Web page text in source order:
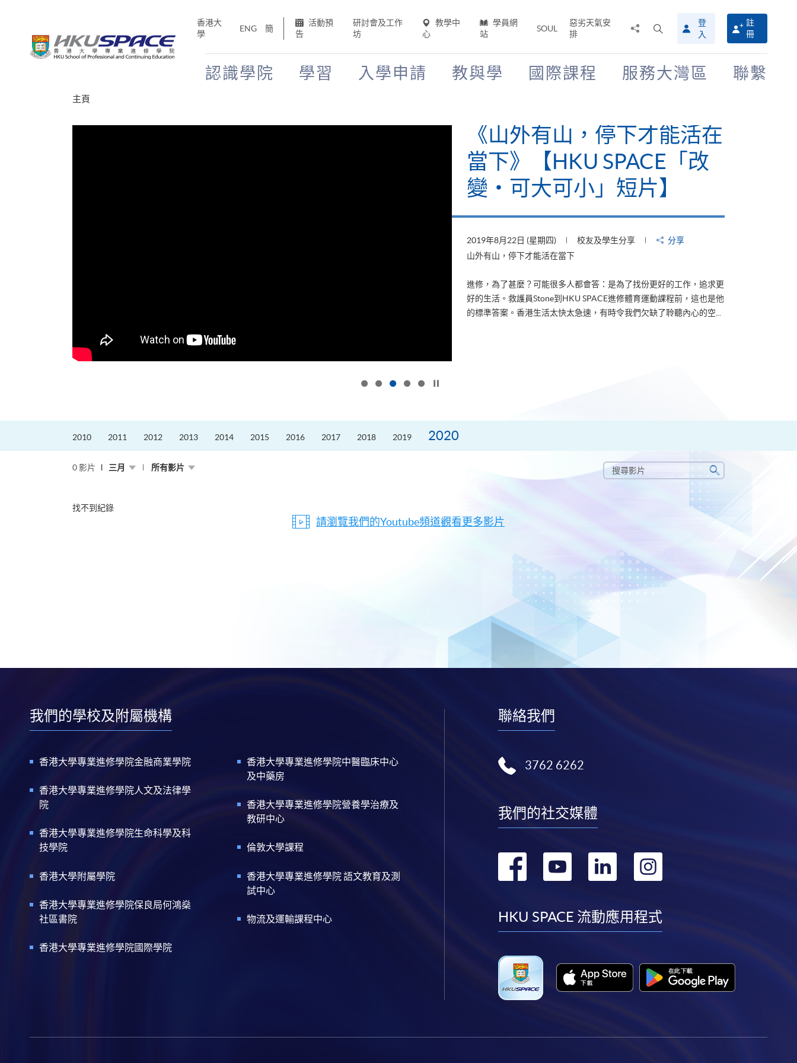
香港大
學
ENG 簡
活動預
告
研討會及工作
坊
教學中
心
學員網
站
SOUL
惡劣天氣安
排
搜
尋
介
登
入
註
冊
認識學院 學習 入學申請 教與學 國際課程 服務大灣區 聯繫
主頁
《山外有山，停下才能活在
當下》【HKU SPACE「改
變‧可大可小」短片】
2019年8月22日 (星期四) 校友及學生分享
分享
山外有山，停下才能活在當下
進修，為了甚麼？可能很多人都會答：是為了找份更好的工作，追求更
好的生活。救護員Stone到HKU SPACE進修體育運動課程前，這也是他
的標準答案。香港生活太快太急速，有時令我們欠缺了聆聽內心的空...
2010 2011 2012 2013 2014 2015 2016 2017 2018 2019 2020
0 影片 三月 所有影片
搜
尋
搜
尋
找不到紀錄
請瀏覽我們的Youtube頻道觀看更多影片
我們的學校及附屬機構
香港大學專業進修學院金融商業學院
香港大學專業進修學院人文及法律學
院
香港大學專業進修學院生命科學及科
技學院
香港大學附屬學院
香港大學專業進修學院保良局何鴻燊
社區書院
香港大學專業進修學院國際學院
香港大學專業進修學院中醫臨床中心
及中藥房
香港大學專業進修學院營養學治療及
教研中心
倫敦大學課程
香港大學專業進修學院 語文教育及測
試中心
物流及運輸課程中心
聯絡我們
3762 6262
我們的社交媒體
轉
facebook
轉
youtube
轉
linkedin
轉
instagram
HKU SPACE 流動應用程式